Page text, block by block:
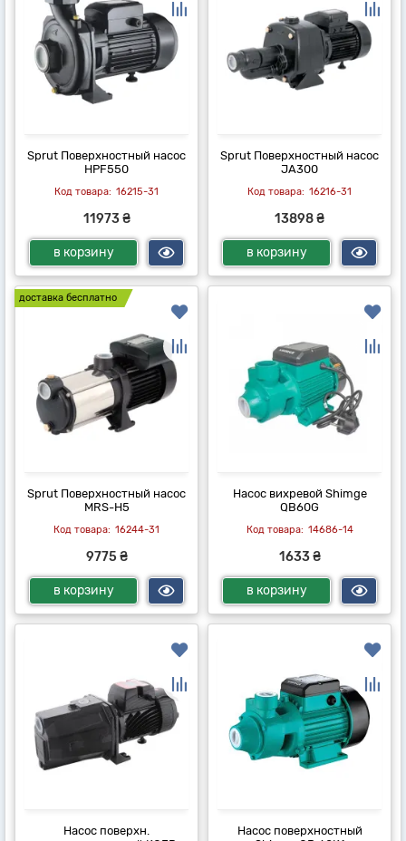
Sprut Поверхностный насос
HPF550
16215-31
11973 ₴
в корзину
Sprut Поверхностный насос
JA300
16216-31
13898 ₴
в корзину
доставка бесплатно
Sprut Поверхностный насос
MRS-H5
16244-31
9775 ₴
в корзину
Насос вихревой Shimge
QB60G
14686-14
1633 ₴
в корзину
Насос поверхн.
Насос поверхностный